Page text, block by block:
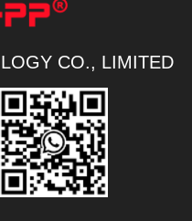
CO., LIMITED